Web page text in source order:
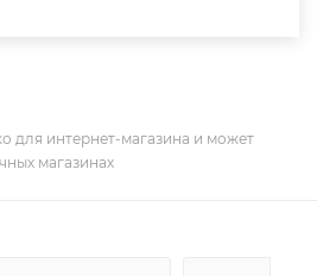
для интернет-магазина и может
магазинах